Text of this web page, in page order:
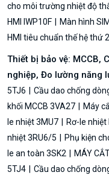
cho môi trường nhiệt độ
HMI IWP10F
Màn hình
HMI tiêu chuẩn thế hệ thứ 2
Thiết bị bảo vệ: MCCB,
nghiệp, Đo lường năng
5TJ6
Cầu dao chống
khối MCCB 3VA27
Máy
le nhiệt 3MU7
Rơ-le nhiệt
nhiệt 3RU6/5
Phụ kiện
le an toàn 3SK2
MÁY
5TJ4
Cầu dao chống